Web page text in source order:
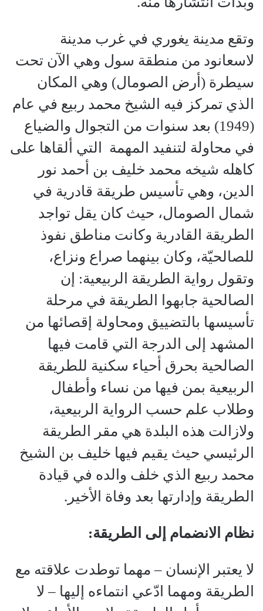
وتقع مدينة يغوري في غرب مدينة
لاسعانود من منطقة سول وهي الآن تحت
سيطرة (أرض الصومال) وهي المكان
الذي تمركز فيه الشيخ محمد ربيع في عام
(1949) بعد سنوات من التجوال والضياع
في محاولة لتنفيد المهمة التي ألقاها على
كاهله شيخه محمد خليف بن أحمد نور
الدين، وهي تأسيس طريقة قادرية في
شمال الصومال، حيث كان يقل تواجد
الطريقة القادرية وكانت مناطق نفوذ
للصالحيّة، وكان بينهما صراع ونزاع،
وتقول رواية الطريقة الربيعية: إن
الصالحية جابهوا الطريقة في مرحلة
تأسيسها بالتضييق ومحاولة إقصائها من
المشهد إلى الدرجة التي قامت فيها
الصالحية بحرق أحياء سكنية للطريقة
الربيعية بمن فيها من نساء وأطفال
وطلاب علم حسب الرواية الربيعية،
ولازالت هذه البلدة هي مقر الطريقة
الرئيسي حيث يقيم فيها خليف بن الشيخ
محمد ربيع الذي خلف والده في قيادة
الطريقة وإدارتها بعد وفاة الأخير.
نظام الانضمام إلى الطريقة:
لا يعتبر الإنسان – مهما توطدت علاقته مع
الطريقة ومهما ادّعي انتماءه إليها – لا